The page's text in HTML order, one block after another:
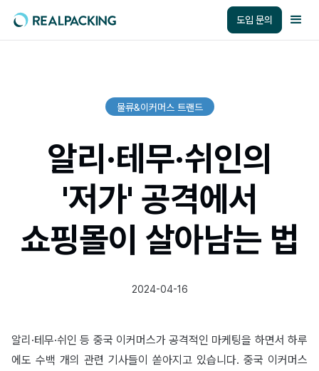
도입 문의
물류&이커머스 트랜드
알리·테무·쉬인의
'저가' 공격에서
쇼핑몰이 살아남는 법
2024-04-16
알리·테무·쉬인 등 중국 이커머스가 공격적인 마케팅을 하면서 하루
에도 수백 개의 관련 기사들이 쏟아지고 있습니다. 중국 이커머스